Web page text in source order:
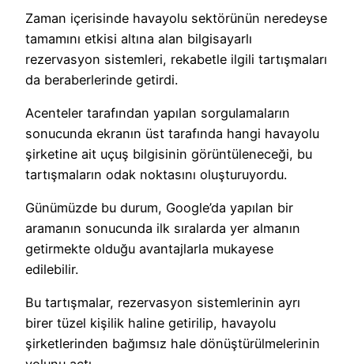
Zaman içerisinde havayolu sektörünün neredeyse
tamamını etkisi altına alan bilgisayarlı
rezervasyon sistemleri, rekabetle ilgili tartışmaları
da beraberlerinde getirdi.
Acenteler tarafından yapılan sorgulamaların
sonucunda ekranın üst tarafında hangi havayolu
şirketine ait uçuş bilgisinin görüntüleneceği, bu
tartışmaların odak noktasını oluşturuyordu.
Günümüzde bu durum, Google’da yapılan bir
aramanın sonucunda ilk sıralarda yer almanın
getirmekte olduğu avantajlarla mukayese
edilebilir.
Bu tartışmalar, rezervasyon sistemlerinin ayrı
birer tüzel kişilik haline getirilip, havayolu
şirketlerinden bağımsız hale dönüştürülmelerinin